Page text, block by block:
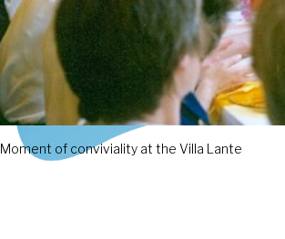
Moment of conviviality at the Villa Lante